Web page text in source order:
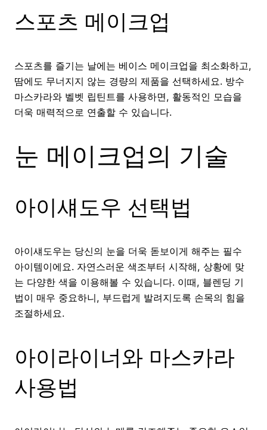
스포츠 메이크업
스포츠를 즐기는 날에는 베이스 메이크업을 최소화하고,
땀에도 무너지지 않는 경량의 제품을 선택하세요. 방수
마스카라와 벨벳 립틴트를 사용하면, 활동적인 모습을
더욱 매력적으로 연출할 수 있습니다.
눈 메이크업의 기술
아이섀도우 선택법
아이섀도우는 당신의 눈을 더욱 돋보이게 해주는 필수
아이템이에요. 자연스러운 색조부터 시작해, 상황에 맞
는 다양한 색을 이용해볼 수 있습니다. 이때, 블렌딩 기
법이 매우 중요하니, 부드럽게 발려지도록 손목의 힘을
조절하세요.
아이라이너와 마스카라
사용법